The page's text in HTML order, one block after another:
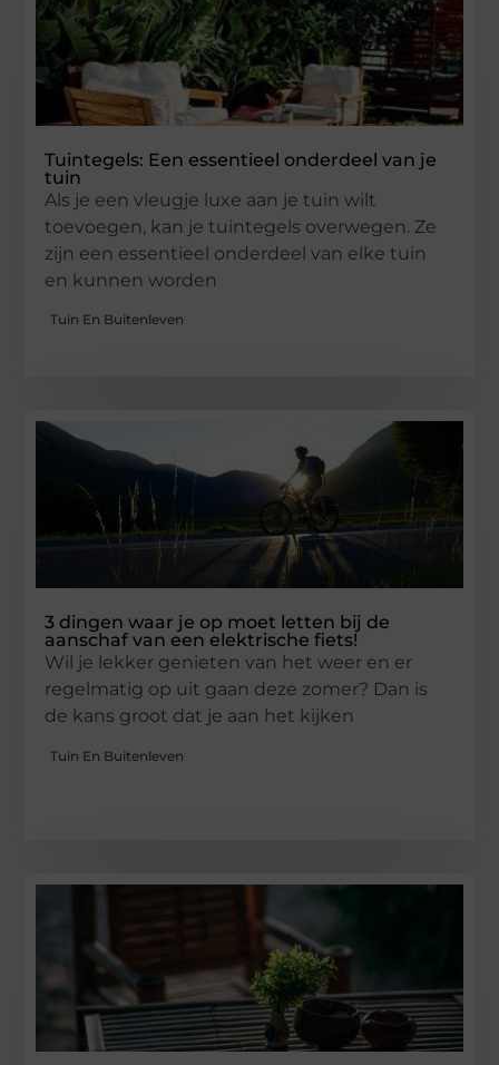
Tuintegels: Een essentieel onderdeel van je
tuin
Als je een vleugje luxe aan je tuin wilt
toevoegen, kan je tuintegels overwegen. Ze
zijn een essentieel onderdeel van elke tuin
en kunnen worden
Tuin En Buitenleven
3 dingen waar je op moet letten bij de
aanschaf van een elektrische fiets!
Wil je lekker genieten van het weer en er
regelmatig op uit gaan deze zomer? Dan is
de kans groot dat je aan het kijken
Tuin En Buitenleven